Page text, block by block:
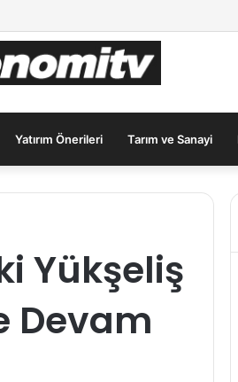
İlk Sırada mı?
Yatırım Önerileri Tarım ve Sanayi
Yükşeliş
Devam